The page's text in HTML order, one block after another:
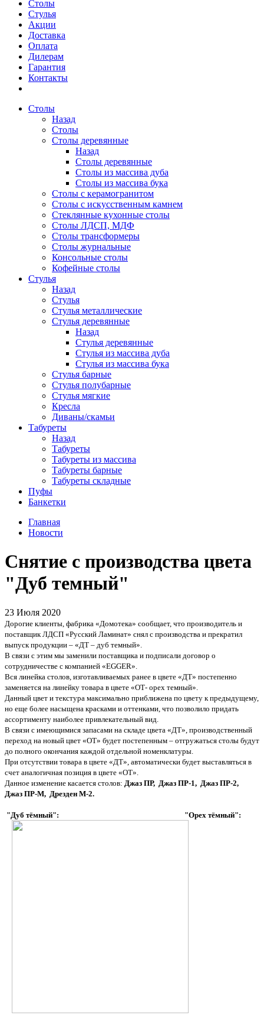
Столы
Стулья
Акции
Доставка
Оплата
Дилерам
Гарантия
Контакты
Столы
Назад
Столы
Столы деревянные
Назад
Столы деревянные
Столы из массива дуба
Столы из массива бука
Столы с керамогранитом
Столы с искусственным камнем
Стеклянные кухонные столы
Столы ЛДСП, МДФ
Столы трансформеры
Столы журнальные
Консольные столы
Кофейные столы
Стулья
Назад
Стулья
Стулья металлические
Стулья деревянные
Назад
Стулья деревянные
Стулья из массива дуба
Стулья из массива бука
Стулья барные
Стулья полубарные
Стулья мягкие
Кресла
Диваны/скамьи
Табуреты
Назад
Табуреты
Табуреты из массива
Табуреты барные
Табуреты складные
Пуфы
Банкетки
Главная
Новости
Снятие с производства цвета
"Дуб темный"
23 Июля 2020
Дорогие клиенты, фабрика «Домотека» сообщает, что производитель и
поставщик ЛДСП «Русский Ламинат» снял с производства и прекратил
выпуск продукции – «ДТ – дуб темный».
В связи с этим мы заменили поставщика и подписали договор о
сотрудничестве с компанией «EGGER».
Вся линейка столов, изготавливаемых ранее в цвете «ДТ» постепенно
заменяется на линейку товара в цвете «ОТ- орех темный».
Данный цвет и текстура максимально приближена по цвету к предыдущему,
но еще более насыщена красками и оттенками, что позволило придать
ассортименту наиболее привлекательный вид.
В связи с имеющимися запасами на складе цвета «ДТ», производственный
переход на новый цвет «ОТ» будет постепенным – отгружаться столы будут
до полного окончания каждой отдельной номенклатуры.
При отсутствии товара в цвете «ДТ», автоматически будет выставляться в
счет аналогичная позиция в цвете «ОТ».
Данное изменение касается столов: Джаз ПР, Джаз ПР-1, Джаз ПР-2,
Джаз ПР-М, Дрезден М-2.
"Дуб тёмный": "Орех тёмный":